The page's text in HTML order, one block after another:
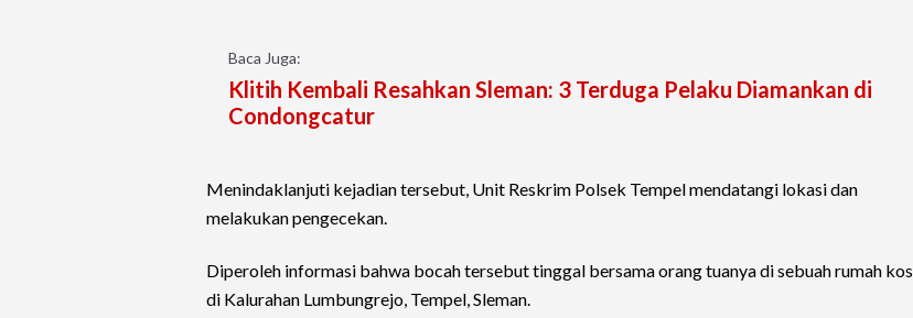
Baca Juga:
Klitih Kembali Resahkan Sleman: 3 Terduga Pelaku Diamankan di
Condongcatur
Menindaklanjuti kejadian tersebut, Unit Reskrim Polsek Tempel mendatangi lokasi dan
melakukan pengecekan.
Diperoleh informasi bahwa bocah tersebut tinggal bersama orang tuanya di sebuah rumah kos
di Kalurahan Lumbungrejo, Tempel, Sleman.